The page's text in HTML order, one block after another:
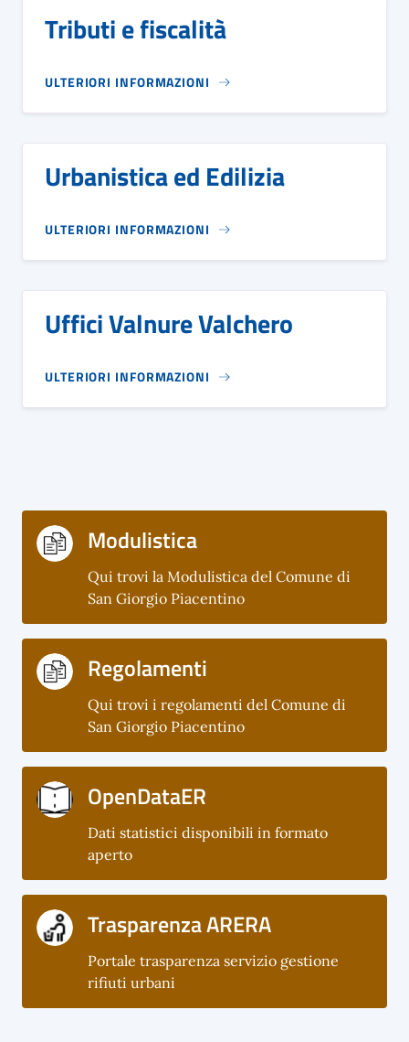
Tributi e fiscalità
ULTERIORI INFORMAZIONI
Urbanistica ed Edilizia
ULTERIORI INFORMAZIONI
Uffici Valnure Valchero
ULTERIORI INFORMAZIONI
Modulistica
Qui trovi la Modulistica del Comune di
San Giorgio Piacentino
Regolamenti
Qui trovi i regolamenti del Comune di
San Giorgio Piacentino
OpenDataER
Dati statistici disponibili in formato
aperto
Trasparenza ARERA
Portale trasparenza servizio gestione
rifiuti urbani